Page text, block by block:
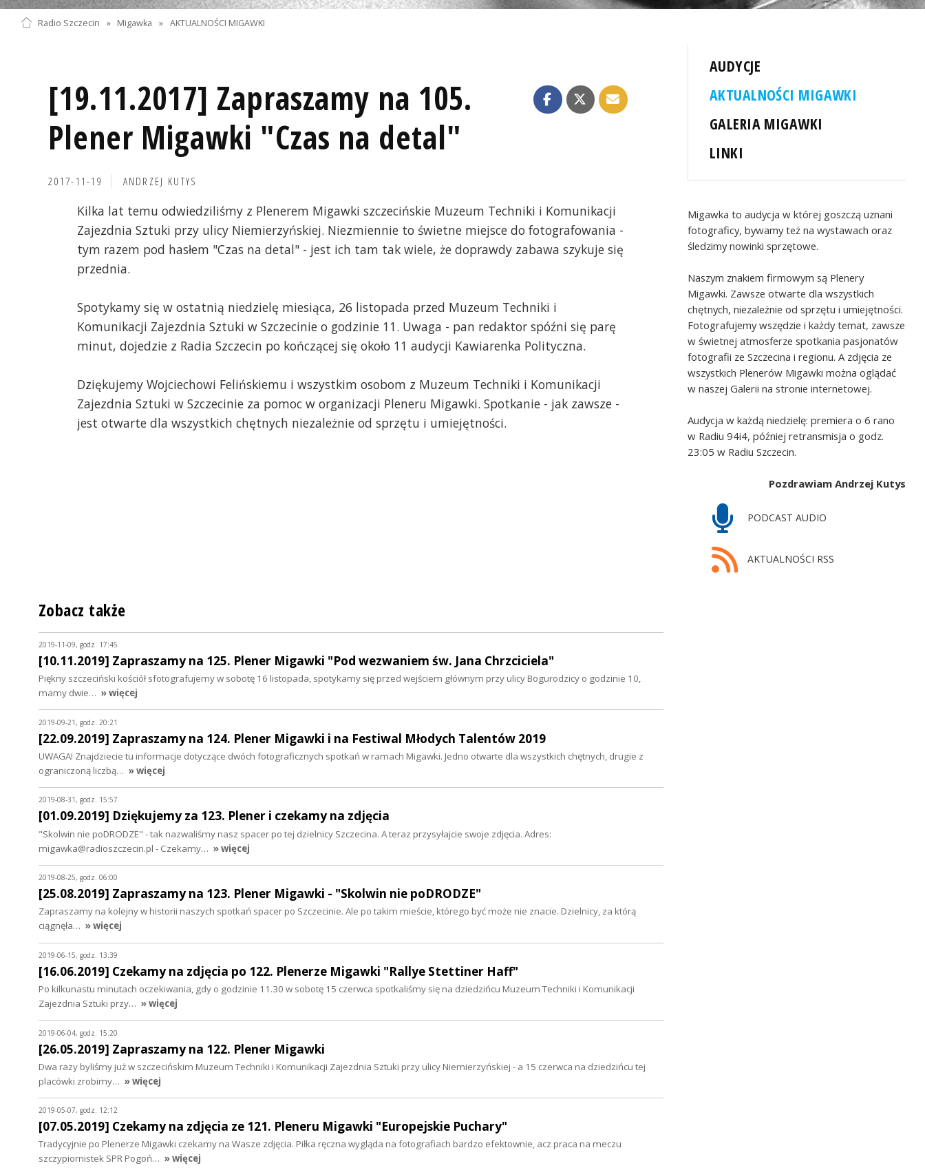
Radio Szczecin » Migawka » AKTUALNOŚCI MIGAWKI
[19.11.2017] Zapraszamy na 105.
Plener Migawki "Czas na detal"
2017-11-19 ANDRZEJ KUTYS
Kilka lat temu odwiedziliśmy z Plenerem Migawki szczecińskie Muzeum Techniki i Komunikacji
Zajezdnia Sztuki przy ulicy Niemierzyńskiej. Niezmiennie to świetne miejsce do fotografowania -
tym razem pod hasłem "Czas na detal" - jest ich tam tak wiele, że doprawdy zabawa szykuje się
przednia.
Spotykamy się w ostatnią niedzielę miesiąca, 26 listopada przed Muzeum Techniki i
Komunikacji Zajezdnia Sztuki w Szczecinie o godzinie 11. Uwaga - pan redaktor spóźni się parę
minut, dojedzie z Radia Szczecin po kończącej się około 11 audycji Kawiarenka Polityczna.
Dziękujemy Wojciechowi Felińskiemu i wszystkim osobom z Muzeum Techniki i Komunikacji
Zajezdnia Sztuki w Szczecinie za pomoc w organizacji Pleneru Migawki. Spotkanie - jak zawsze -
jest otwarte dla wszystkich chętnych niezależnie od sprzętu i umiejętności.
AUDYCJE
AKTUALNOŚCI MIGAWKI
GALERIA MIGAWKI
LINKI
Migawka to audycja w której goszczą uznani
fotograficy, bywamy też na wystawach oraz
śledzimy nowinki sprzętowe.
Naszym znakiem firmowym są Plenery
Migawki. Zawsze otwarte dla wszystkich
chętnych, niezależnie od sprzętu i umiejętności.
Fotografujemy wszędzie i każdy temat, zawsze
w świetnej atmosferze spotkania pasjonatów
fotografii ze Szczecina i regionu. A zdjęcia ze
wszystkich Plenerów Migawki można oglądać
w naszej Galerii na stronie internetowej.
Audycja w każdą niedzielę: premiera o 6 rano
w Radiu 94i4, później retransmisja o godz.
23:05 w Radiu Szczecin.
Pozdrawiam Andrzej Kutys
PODCAST AUDIO
AKTUALNOŚCI RSS
Zobacz także
2019-11-09, godz. 17:45
[10.11.2019] Zapraszamy na 125. Plener Migawki "Pod wezwaniem św. Jana Chrzciciela"
Piękny szczeciński kościół sfotografujemy w sobotę 16 listopada, spotykamy się przed wejściem głównym przy ulicy Bogurodzicy o godzinie 10,
mamy dwie… » więcej
2019-09-21, godz. 20:21
[22.09.2019] Zapraszamy na 124. Plener Migawki i na Festiwal Młodych Talentów 2019
UWAGA! Znajdziecie tu informacje dotyczące dwóch fotograficznych spotkań w ramach Migawki. Jedno otwarte dla wszystkich chętnych, drugie z
ograniczoną liczbą… » więcej
2019-08-31, godz. 15:57
[01.09.2019] Dziękujemy za 123. Plener i czekamy na zdjęcia
"Skolwin nie poDRODZE" - tak nazwaliśmy nasz spacer po tej dzielnicy Szczecina. A teraz przysyłajcie swoje zdjęcia. Adres:
migawka@radioszczecin.pl - Czekamy… » więcej
2019-08-25, godz. 06:00
[25.08.2019] Zapraszamy na 123. Plener Migawki - "Skolwin nie poDRODZE"
Zapraszamy na kolejny w historii naszych spotkań spacer po Szczecinie. Ale po takim mieście, którego być może nie znacie. Dzielnicy, za którą
ciągnęła… » więcej
2019-06-15, godz. 13:39
[16.06.2019] Czekamy na zdjęcia po 122. Plenerze Migawki "Rallye Stettiner Haff"
Po kilkunastu minutach oczekiwania, gdy o godzinie 11.30 w sobotę 15 czerwca spotkaliśmy się na dziedzińcu Muzeum Techniki i Komunikacji
Zajezdnia Sztuki przy… » więcej
2019-06-04, godz. 15:20
[26.05.2019] Zapraszamy na 122. Plener Migawki
Dwa razy byliśmy już w szczecińskim Muzeum Techniki i Komunikacji Zajezdnia Sztuki przy ulicy Niemierzyńskiej - a 15 czerwca na dziedzińcu tej
placówki zrobimy… » więcej
2019-05-07, godz. 12:12
[07.05.2019] Czekamy na zdjęcia ze 121. Pleneru Migawki "Europejskie Puchary"
Tradycyjnie po Plenerze Migawki czekamy na Wasze zdjęcia. Piłka ręczna wygląda na fotografiach bardzo efektownie, acz praca na meczu
szczypiornistek SPR Pogoń… » więcej